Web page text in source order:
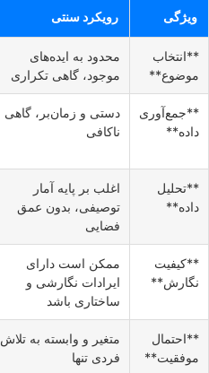
ویژگی رویکرد سنتی
**انتخاب
موضوع**
محدود به ایده‌های
موجود، گاهی تکراری
**جمع‌آوری
داده**
دستی و زمان‌بر، گاهی
ناکافی
**تحلیل
داده**
اغلب بر پایه آمار
توصیفی، بدون عمق
فضایی
**کیفیت
نگارش**
ممکن است دارای
ایرادات نگارشی و
ساختاری باشد
**احتمال
موفقیت**
متغیر و وابسته به تلاش
فردی تنها